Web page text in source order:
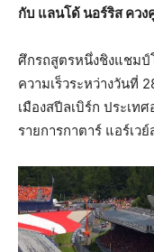
กับ แลนโด้ นอร์ริส ควง
ศึกรถสูตรหนึ่งชิงแชมป์
ความเร็วระหว่างวันที่
เมืองสปีลเบิร์ก ประเท
รายการกาตาร์ แอร์เว